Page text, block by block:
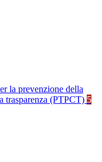
la prevenzione della
trasparenza (PTPCT) 5